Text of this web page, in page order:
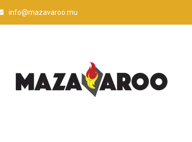
info@mazavaroo.mu